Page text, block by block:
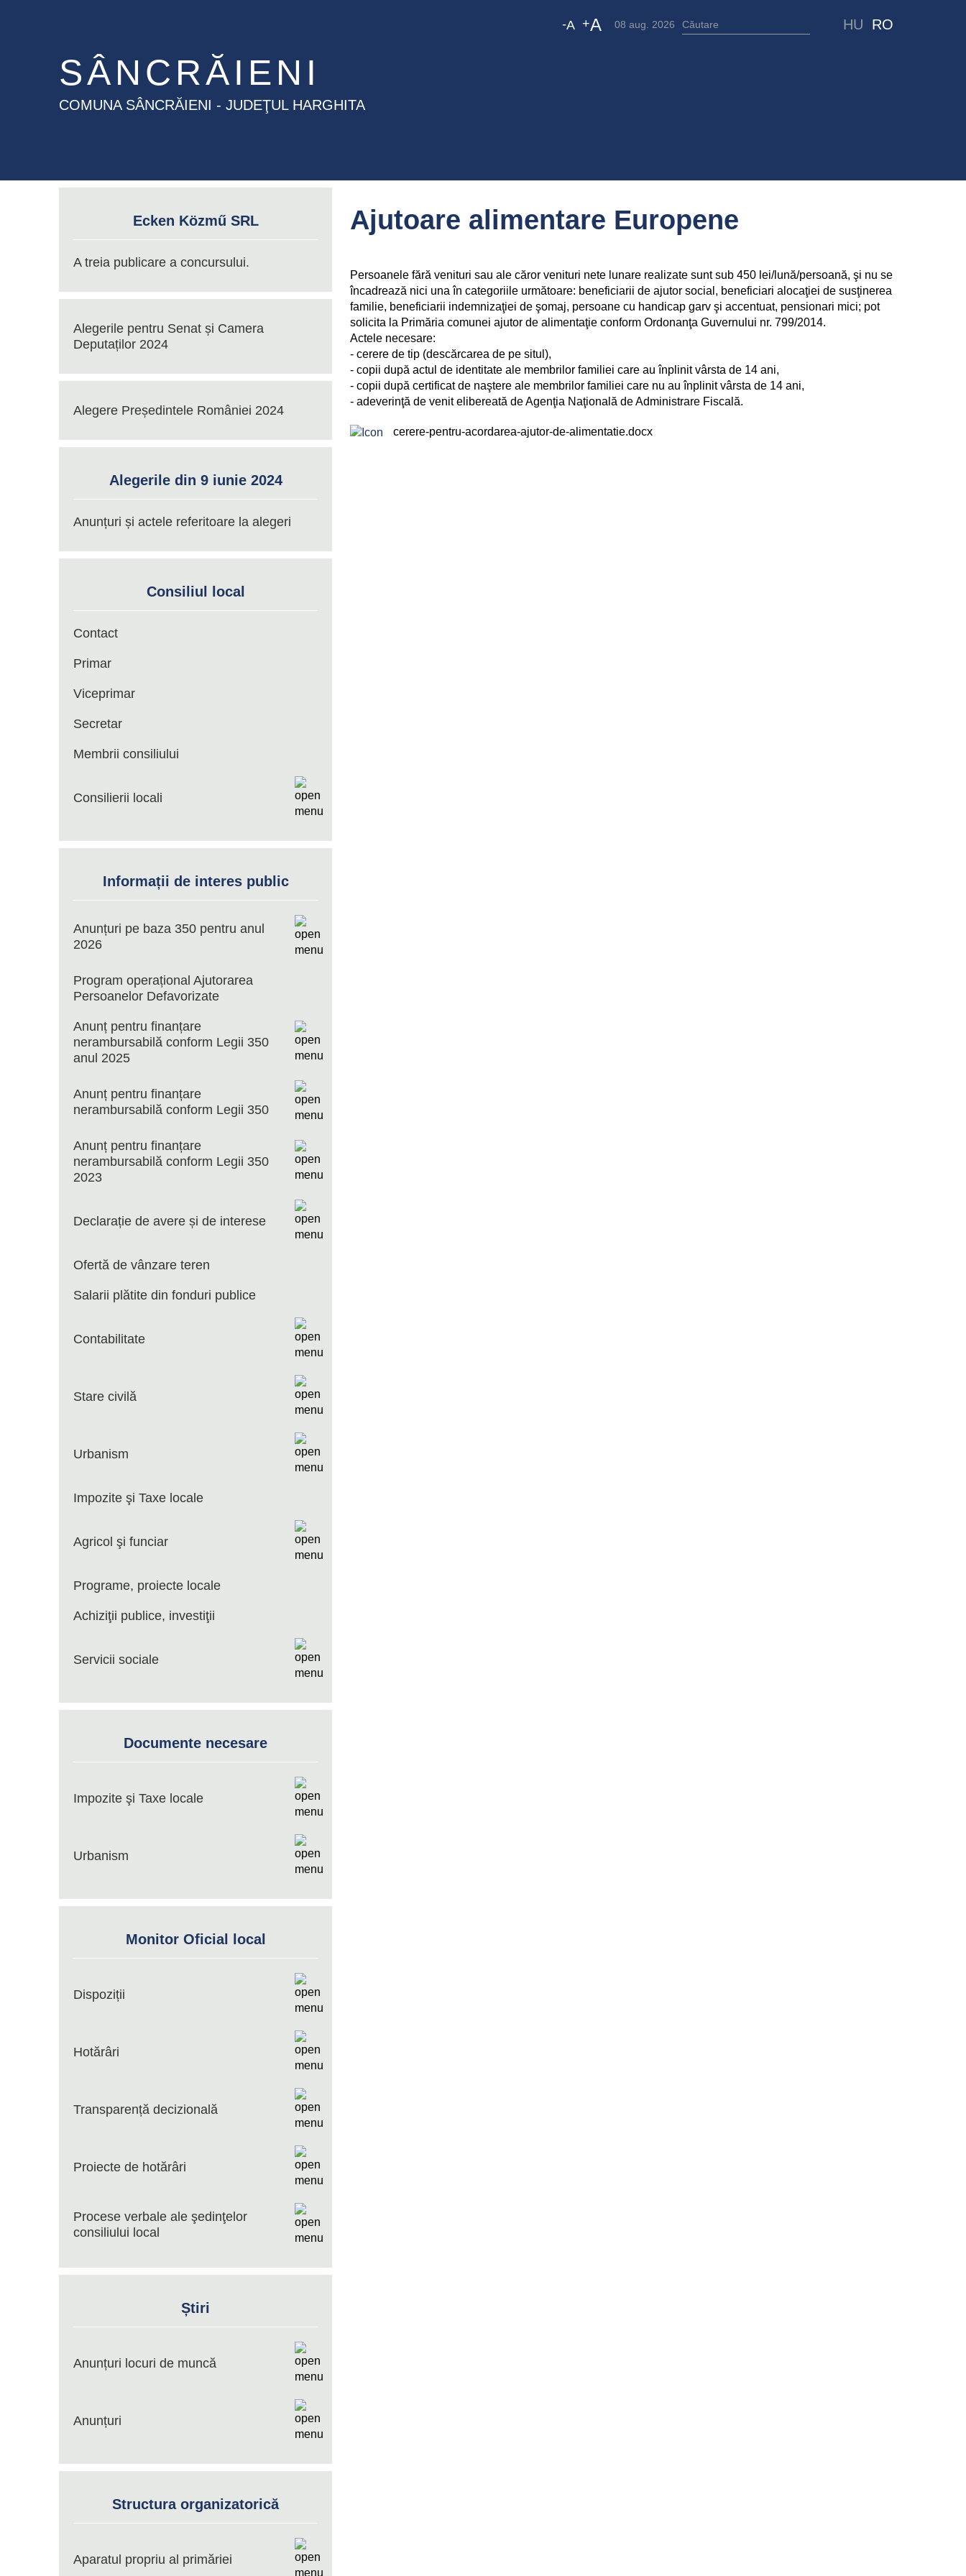
-A +A 08 aug. 2026 HU RO
SÂNCRĂIENI
COMUNA SÂNCRĂIENI - JUDEŢUL HARGHITA
Ecken Közmű SRL
A treia publicare a concursului.
Alegerile pentru Senat și Camera
Deputaților 2024
Alegere Președintele României 2024
Alegerile din 9 iunie 2024
Anunțuri și actele referitoare la alegeri
Consiliul local
Contact
Primar
Viceprimar
Secretar
Membrii consiliului
Consilierii locali
Informații de interes public
Anunțuri pe baza 350 pentru anul
2026
Program operațional Ajutorarea
Persoanelor Defavorizate
Anunț pentru finanțare
nerambursabilă conform Legii 350
anul 2025
Anunț pentru finanțare
nerambursabilă conform Legii 350
Anunț pentru finanțare
nerambursabilă conform Legii 350
2023
Declarație de avere și de interese
Ofertă de vânzare teren
Salarii plătite din fonduri publice
Contabilitate
Stare civilă
Urbanism
Impozite şi Taxe locale
Agricol şi funciar
Programe, proiecte locale
Achiziţii publice, investiţii
Servicii sociale
Documente necesare
Impozite şi Taxe locale
Urbanism
Monitor Oficial local
Dispoziții
Hotărâri
Transparență decizională
Proiecte de hotărâri
Procese verbale ale şedinţelor
consiliului local
Știri
Anunțuri locuri de muncă
Anunțuri
Structura organizatorică
Aparatul propriu al primăriei
Ajutoare alimentare Europene
Persoanele fără venituri sau ale căror venituri nete lunare realizate sunt sub 450 lei/lună/persoană, şi nu se
încadrează nici una în categoriile următoare: beneficiarii de ajutor social, beneficiari alocaţiei de susţinerea
familie, beneficiarii indemnizaţiei de şomaj, persoane cu handicap garv şi accentuat, pensionari mici; pot
solicita la Primăria comunei ajutor de alimentaţie conform Ordonanţa Guvernului nr. 799/2014.
Actele necesare:
- cerere de tip (descărcarea de pe situl),
- copii după actul de identitate ale membrilor familiei care au înplinit vârsta de 14 ani,
- copii după certificat de naştere ale membrilor familiei care nu au înplinit vârsta de 14 ani,
- adeverinţă de venit elibereată de Agenţia Naţională de Administrare Fiscală.
cerere-pentru-acordarea-ajutor-de-alimentatie.docx